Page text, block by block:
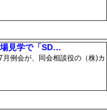
見学で「SD…
例会が、同会相談役の（株)カ